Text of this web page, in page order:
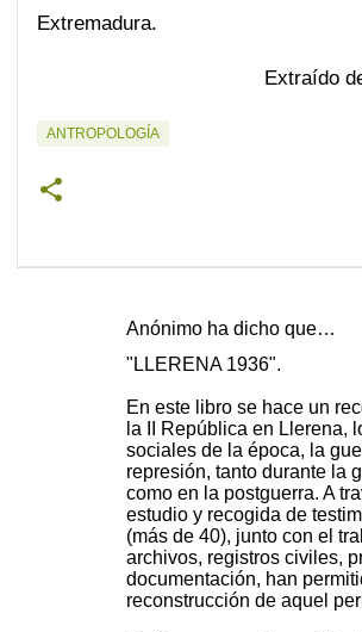
Extremadura.
Extraído
ANTROPOLOGÍA
Anónimo ha dicho que…
"LLERENA 1936".
En este libro se hace un
la II República en Llerena,
sociales de la época, la
represión, tanto durante la
como en la postguerra. A
estudio y recogida de
(más de 40), junto con el
archivos, registros civiles,
documentación, han
reconstrucción de aquel